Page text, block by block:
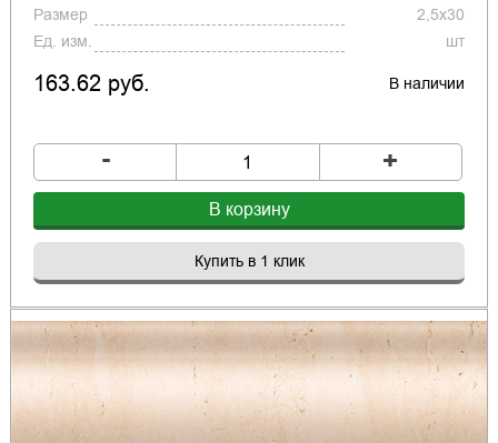
Размер
2,5x30
Ед. изм.
шт
163.62 руб. В наличии
- +
В корзину
Купить в 1 клик